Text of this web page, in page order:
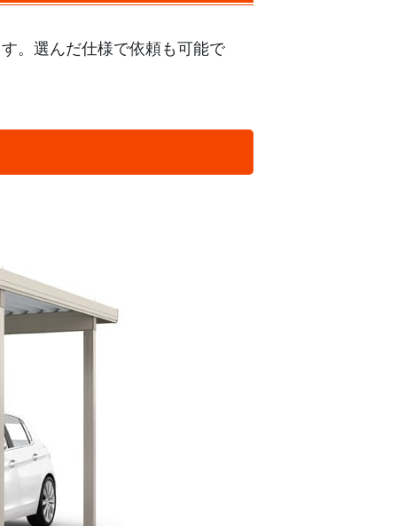
。選んだ仕様で依頼も可能で